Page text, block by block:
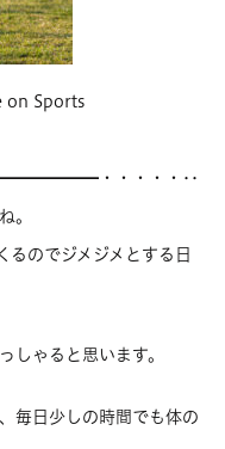
on Sports
・・・・・‥
。
るのでジメジメとする日
しゃると思います。
毎日少しの時間でも体の